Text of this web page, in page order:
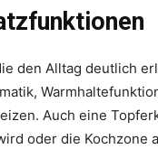
den Alltag deutlich
Auch eine
oder die Kochzone